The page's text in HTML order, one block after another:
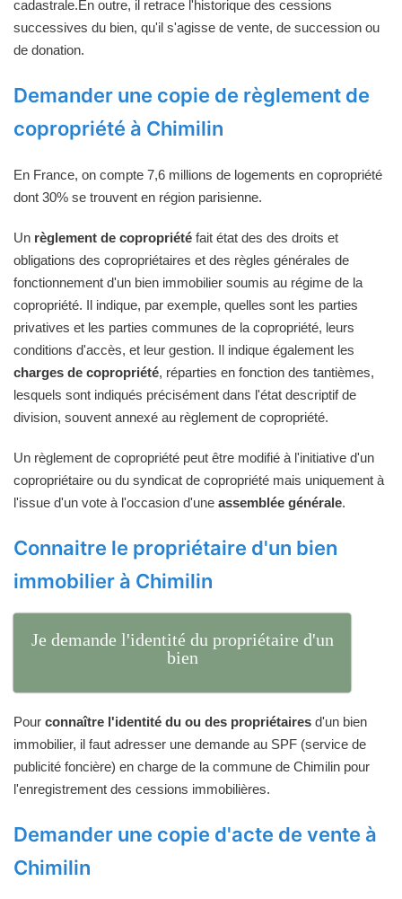
cadastrale.En outre, il retrace l'historique des cessions
successives du bien, qu'il s'agisse de vente, de succession ou
de donation.
Demander une copie de règlement de
copropriété à Chimilin
En France, on compte 7,6 millions de logements en copropriété
dont 30% se trouvent en région parisienne.
Un règlement de copropriété fait état des des droits et
obligations des copropriétaires et des règles générales de
fonctionnement d'un bien immobilier soumis au régime de la
copropriété. Il indique, par exemple, quelles sont les parties
privatives et les parties communes de la copropriété, leurs
conditions d'accès, et leur gestion. Il indique également les
charges de copropriété, réparties en fonction des tantièmes,
lesquels sont indiqués précisément dans l'état descriptif de
division, souvent annexé au règlement de copropriété.
Un règlement de copropriété peut être modifié à l'initiative d'un
copropriétaire ou du syndicat de copropriété mais uniquement à
l'issue d'un vote à l'occasion d'une assemblée générale.
Connaitre le propriétaire d'un bien
immobilier à Chimilin
Je demande l'identité du propriétaire d'un
bien
Pour connaître l'identité du ou des propriétaires d'un bien
immobilier, il faut adresser une demande au SPF (service de
publicité foncière) en charge de la commune de Chimilin pour
l'enregistrement des cessions immobilières.
Demander une copie d'acte de vente à
Chimilin